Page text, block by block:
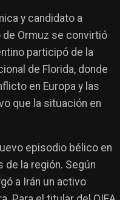
y candidato a
de Ormuz se convirtió
participó de la
de Florida, donde
en Europa y las
que la situación en
episodio bélico en
la región. Según
a Irán un activo